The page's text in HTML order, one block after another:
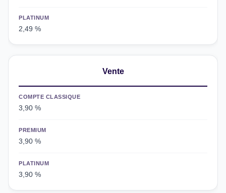
PLATINUM
2,49 %
Vente
COMPTE CLASSIQUE
3,90 %
PREMIUM
3,90 %
PLATINUM
3,90 %